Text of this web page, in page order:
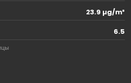
23.9 µg/m³
6.5